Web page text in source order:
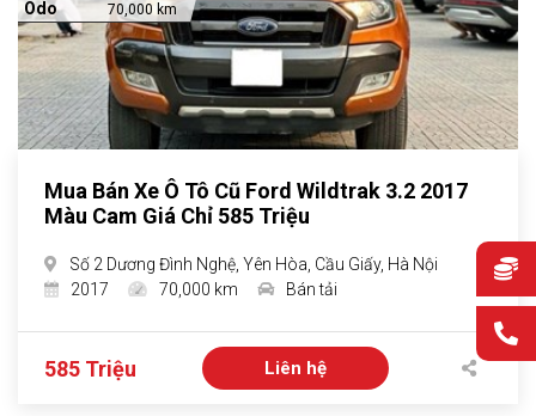
Odo 70,000 km
Mua Bán Xe Ô Tô Cũ Ford Wildtrak 3.2 2017
Màu Cam Giá Chỉ 585 Triệu
Số 2 Dương Đình Nghệ, Yên Hòa, Cầu Giấy, Hà Nội
2017
70,000 km Bán tải
585 Triệu Liên hệ